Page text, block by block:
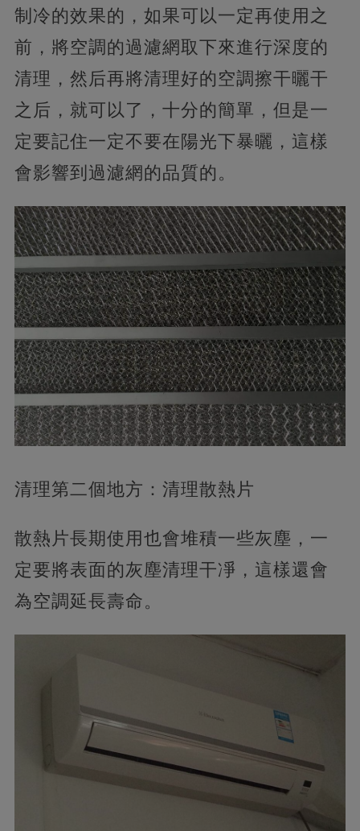
制冷的效果的，如果可以一定再使用之
前，將空調的過濾網取下來進行深度的
清理，然后再將清理好的空調擦干曬干
之后，就可以了，十分的簡單，但是一
定要記住一定不要在陽光下暴曬，這樣
會影響到過濾網的品質的。
清理第二個地方：清理散熱片
散熱片長期使用也會堆積一些灰塵，一
定要將表面的灰塵清理干凈，這樣還會
為空調延長壽命。